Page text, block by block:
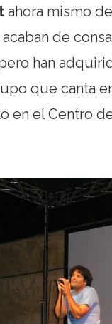
ahora mismo
de
han
que canta
en el Centro